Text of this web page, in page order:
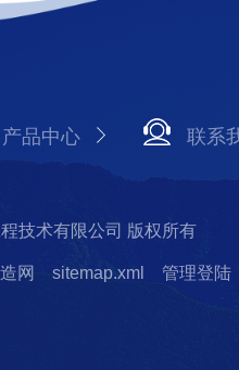
产品中心 联系
技术有限公司 版权所有
网 sitemap.xml 管理登陆